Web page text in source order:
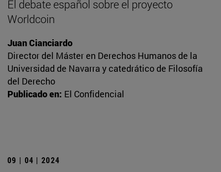
El debate español sobre el proyecto
Worldcoin
Juan Cianciardo
Director del Máster en Derechos Humanos de la
Universidad de Navarra y catedrático de Filosofía
del Derecho
Publicado en: El Confidencial
09 | 04 | 2024